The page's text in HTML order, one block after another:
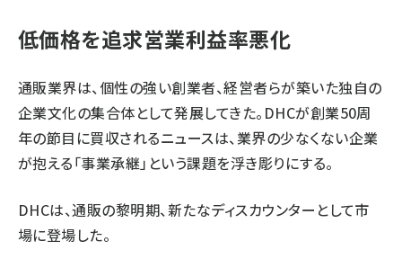
低価格を追求営業利益率悪化
通販業界は、個性の強い創業者、経営者らが築いた独自の
企業文化の集合体として発展してきた。DHCが創業50周
年の節目に買収されるニュースは、業界の少なくない企業
が抱える「事業承継」という課題を浮き彫りにする。
DHCは、通販の黎明期、新たなディスカウンターとして市
場に登場した。